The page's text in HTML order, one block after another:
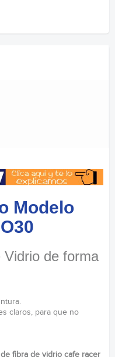
Modelo
Vidrio de forma
claros, para que no
fibra de vidrio cafe racer